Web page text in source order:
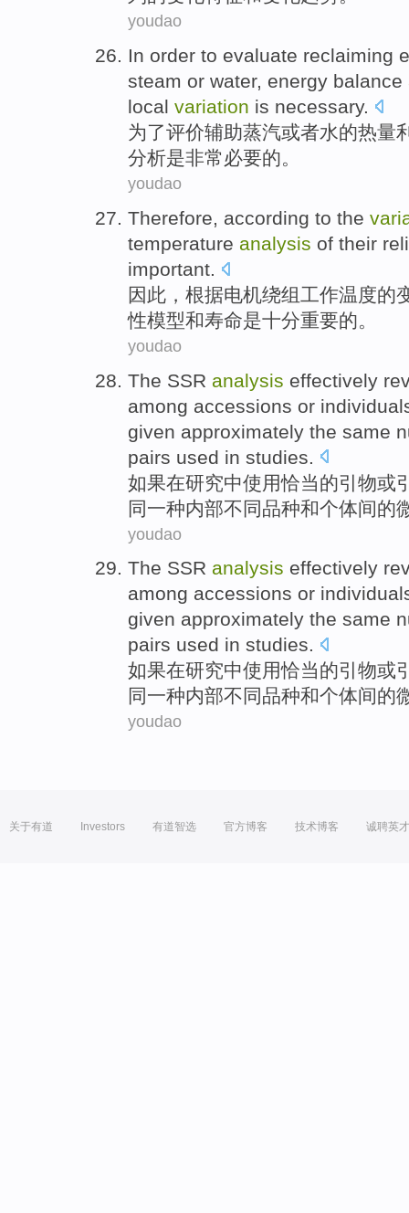
youdao
In order to evaluate reclaiming
steam or water, energy balance
local variation is necessary.
为了评价辅助蒸汽或者水的热量
分析是非常必要的。
youdao
Therefore, according to the
temperature analysis of their
important.
因此 ， 根据电机绕组工作温度的
性模型和寿命是十分重要的。
youdao
The SSR analysis effectively
among accessions or
given approximately the same
pairs used in studies
如果在研究中使用恰当的引物或
同一种内部不同品种和个体间的
youdao
The SSR analysis effectively
among accessions or
given approximately the same
pairs used in studies.
如果在研究中使用恰当的引 物或
同一种内部不同品种和个体间的
youdao
关于有道 Investors 有道智选 官方博客 技术博客 诚聘英才